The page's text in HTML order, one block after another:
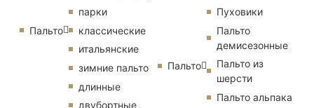
Пальто
парки
классические
итальянские
зимние пальто
длинные
двубортные
Пальто
Пуховики
Пальто
демисезонные
Пальто из
шерсти
Пальто альпака